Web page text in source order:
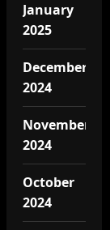
January
2025
December
2024
November
2024
October
2024